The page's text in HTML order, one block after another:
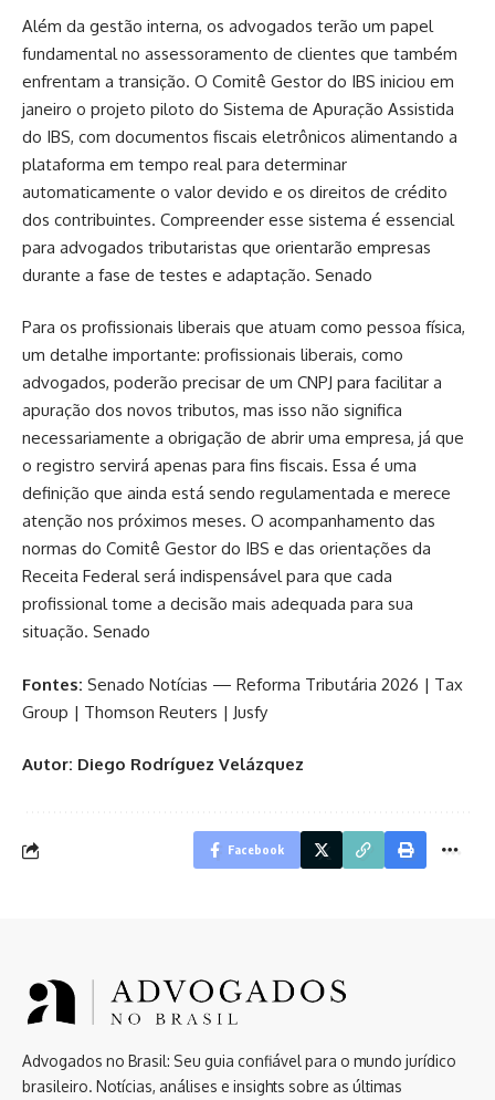
Além da gestão interna, os advogados terão um papel
fundamental no assessoramento de clientes que também
enfrentam a transição. O Comitê Gestor do IBS iniciou em
janeiro o projeto piloto do Sistema de Apuração Assistida
do IBS, com documentos fiscais eletrônicos alimentando a
plataforma em tempo real para determinar
automaticamente o valor devido e os direitos de crédito
dos contribuintes. Compreender esse sistema é essencial
para advogados tributaristas que orientarão empresas
durante a fase de testes e adaptação. Senado
Para os profissionais liberais que atuam como pessoa física,
um detalhe importante: profissionais liberais, como
advogados, poderão precisar de um CNPJ para facilitar a
apuração dos novos tributos, mas isso não significa
necessariamente a obrigação de abrir uma empresa, já que
o registro servirá apenas para fins fiscais. Essa é uma
definição que ainda está sendo regulamentada e merece
atenção nos próximos meses. O acompanhamento das
normas do Comitê Gestor do IBS e das orientações da
Receita Federal será indispensável para que cada
profissional tome a decisão mais adequada para sua
situação. Senado
Fontes: Senado Notícias — Reforma Tributária 2026 | Tax
Group | Thomson Reuters | Jusfy
Autor: Diego Rodríguez Velázquez
Facebook
Advogados no Brasil: Seu guia confiável para o mundo jurídico
brasileiro. Notícias, análises e insights sobre as últimas